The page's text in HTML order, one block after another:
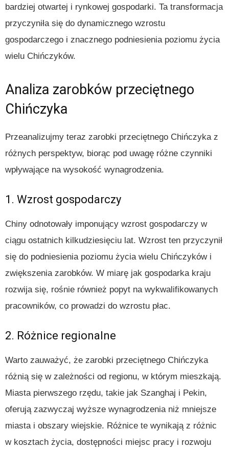
bardziej otwartej i rynkowej gospodarki. Ta transformacja
przyczyniła się do dynamicznego wzrostu
gospodarczego i znacznego podniesienia poziomu życia
wielu Chińczyków.
Analiza zarobków przeciętnego
Chińczyka
Przeanalizujmy teraz zarobki przeciętnego Chińczyka z
różnych perspektyw, biorąc pod uwagę różne czynniki
wpływające na wysokość wynagrodzenia.
1. Wzrost gospodarczy
Chiny odnotowały imponujący wzrost gospodarczy w
ciągu ostatnich kilkudziesięciu lat. Wzrost ten przyczynił
się do podniesienia poziomu życia wielu Chińczyków i
zwiększenia zarobków. W miarę jak gospodarka kraju
rozwija się, rośnie również popyt na wykwalifikowanych
pracowników, co prowadzi do wzrostu płac.
2. Różnice regionalne
Warto zauważyć, że zarobki przeciętnego Chińczyka
różnią się w zależności od regionu, w którym mieszkają.
Miasta pierwszego rzędu, takie jak Szanghaj i Pekin,
oferują zazwyczaj wyższe wynagrodzenia niż mniejsze
miasta i obszary wiejskie. Różnice te wynikają z różnic
w kosztach życia, dostępności miejsc pracy i rozwoju